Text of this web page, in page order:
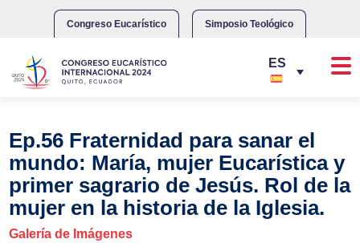
Congreso Eucarístico Simposio Teológico
Ep.56 Fraternidad para sanar el
mundo: María, mujer Eucarística y
primer sagrario de Jesús. Rol de la
mujer en la historia de la Iglesia.
Galería de Imágenes